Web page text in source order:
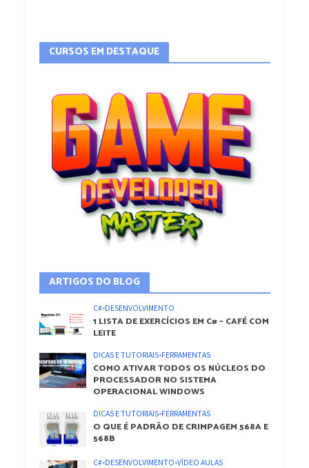
CURSOS EM DESTAQUE
ARTIGOS DO BLOG
C#•DESENVOLVIMENTO
1 LISTA DE EXERCÍCIOS EM C# – CAFÉ COM
LEITE
DICAS E TUTORIAIS•FERRAMENTAS
COMO ATIVAR TODOS OS NÚCLEOS DO
PROCESSADOR NO SISTEMA
OPERACIONAL WINDOWS
DICAS E TUTORIAIS•FERRAMENTAS
O QUE É PADRÃO DE CRIMPAGEM 568A E
568B
C#•DESENVOLVIMENTO•VÍDEO AULAS